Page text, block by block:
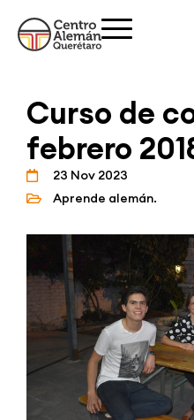
Curso de
febrero
23 Nov 2023
Aprende alemán.